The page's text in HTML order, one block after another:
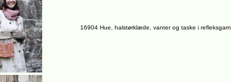
16904 Hue, halstørklæde, vanter og taske i refleksgarn